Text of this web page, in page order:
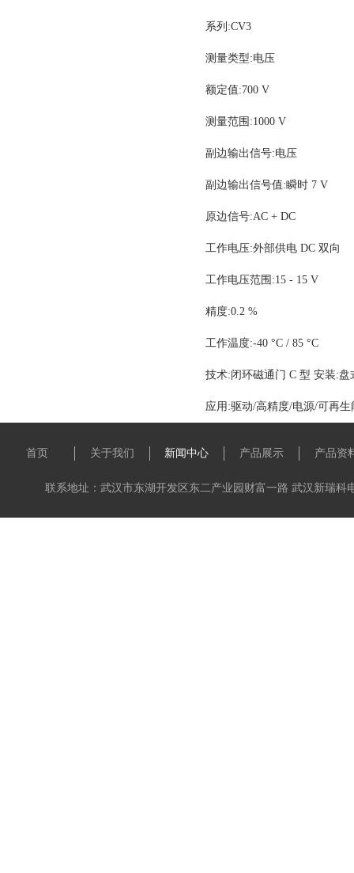
系列:CV3
测量类型:电压
额定值:700 V
测量范围:1000 V
副边输出信号:电压
副边输出信号值:瞬时 7 V
原边信号:AC + DC
工作电压:外部供电 DC 双向
工作电压范围:15 - 15 V
精度:0.2 %
工作温度:-40 °C / 85 °C
技术:闭环磁通门 C 型 安装:盘
应用:驱动/高精度/电源/可再
首页 关于我们 新闻中心 产品展示 产品资
联系地址：武汉市东湖开发区东二产业园财富一路 武汉新瑞